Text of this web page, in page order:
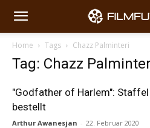
Home Tags Chazz Palminteri
Tag: Chazz
"Godfather of Harlem":
bestellt
Arthur Awanesjan - 22. Februar 2020